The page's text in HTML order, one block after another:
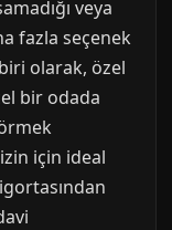
veya
fazla seçenek
olarak, özel
bir odada
için ideal